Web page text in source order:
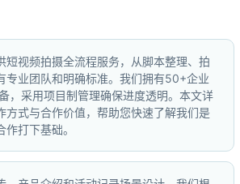
短视频拍摄全流程服务，从脚本整理、拍
专业团队和明确标准。我们拥有50+企业
，采用项目制管理确保进度透明。本文详
方式与合作价值，帮助您快速了解我们是
打下基础。